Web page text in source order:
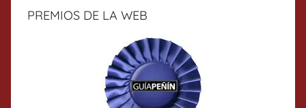
PREMIOS DE LA WEB